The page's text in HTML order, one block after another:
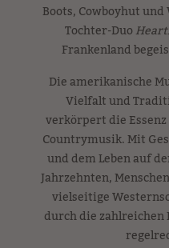
Boots, Cowboyhut
Tochter-Duo
Frankenland
Die amerikanische
Vielfalt und
verkörpert die
Countrymusik. Mit
und dem Leben auf
Jahrzehnten,
vielseitige
durch die zahlreichen